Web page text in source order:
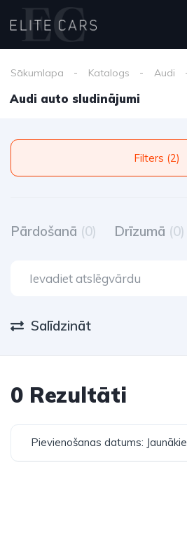
Sākumlapa Katalogs Audi
Audi auto sludinājumi
Filters (2)
Pārdošanā (0) Drīzumā (0)
Salīdzināt
0 Rezultāti
Pievienošanas datums: Jaunākie